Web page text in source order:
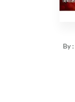
By :